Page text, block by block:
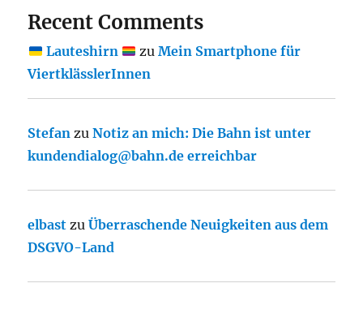
Recent Comments
Lauteshirn zu Mein Smartphone für
ViertklässlerInnen
Stefan zuNotiz an mich: Die Bahn ist unter
kundendialog@bahn.de erreichbar
elbast zuÜberraschende Neuigkeiten aus dem
DSGVO-Land